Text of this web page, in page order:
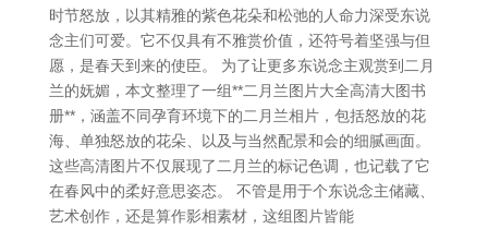
时节怒放，以其精雅的紫色花朵和松弛的人命力深受东说
念主们可爱。它不仅具有不雅赏价值，还符号着坚强与但
愿，是春天到来的使臣。 为了让更多东说念主观赏到二月
兰的妩媚，本文整理了一组**二月兰图片大全高清大图书
册**，涵盖不同孕育环境下的二月兰相片，包括怒放的花
海、单独怒放的花朵、以及与当然配景和会的细腻画面。
这些高清图片不仅展现了二月兰的标记色调，也记载了它
在春风中的柔好意思姿态。 不管是用于个东说念主储藏、
艺术创作，还是算作影相素材，这组图片皆能